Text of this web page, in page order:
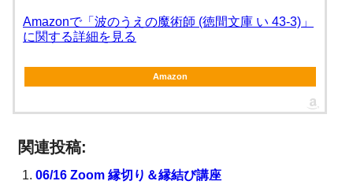
Amazonで「波のうえの魔術師 (徳間文庫 い 43-3)」
に関する詳細を見る
Amazon
関連投稿:
06/16 Zoom 縁切り＆縁結び講座